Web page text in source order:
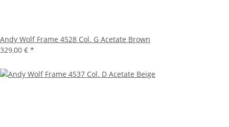
Andy Wolf Frame 4528 Col. G Acetate Brown
329,00 € *